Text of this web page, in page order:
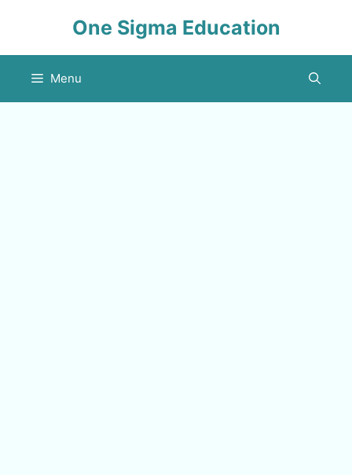
One Sigma Education
Menu